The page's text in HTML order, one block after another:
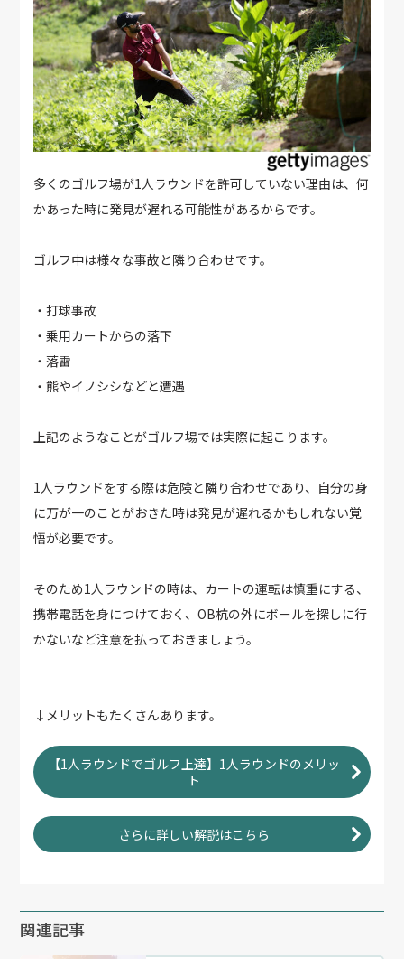
多くのゴルフ場が1人ラウンドを許可していない理由は、何
かあった時に発見が遅れる可能性があるからです。
ゴルフ中は様々な事故と隣り合わせです。
・打球事故
・乗用カートからの落下
・落雷
・熊やイノシシなどと遭遇
上記のようなことがゴルフ場では実際に起こります。
1人ラウンドをする際は危険と隣り合わせであり、自分の身
に万が一のことがおきた時は発見が遅れるかもしれない覚
悟が必要です。
そのため1人ラウンドの時は、カートの運転は慎重にする、
携帯電話を身につけておく、OB杭の外にボールを探しに行
かないなど注意を払っておきましょう。
↓メリットもたくさんあります。
【1人ラウンドでゴルフ上達】1人ラウンドのメリッ
ト
さらに詳しい解説はこちら
関連記事